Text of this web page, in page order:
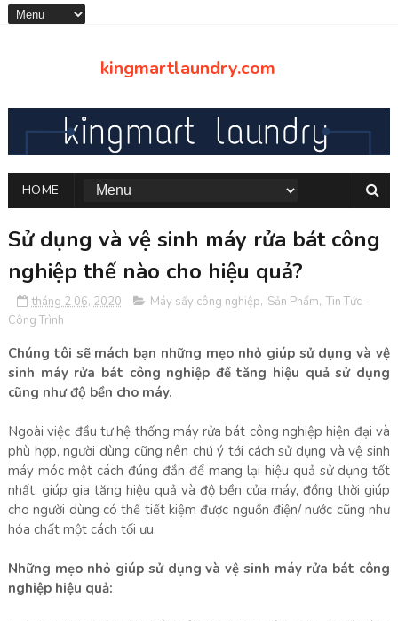
kingmartlaundry.com
HOME
Sử dụng và vệ sinh máy rửa bát công
nghiệp thế nào cho hiệu quả?
tháng 2 06, 2020 Máy sấy công nghiệp, Sản Phẩm, Tin Tức -
Công Trình
Chúng tôi sẽ mách bạn những mẹo nhỏ giúp sử dụng và vệ
sinh máy rửa bát công nghiệp để tăng hiệu quả sử dụng
cũng như độ bền cho máy.
Ngoài việc đầu tư hệ thống máy rửa bát công nghiệp hiện đại và
phù hợp, người dùng cũng nên chú ý tới cách sử dụng và vệ sinh
máy móc một cách đúng đắn để mang lại hiệu quả sử dụng tốt
nhất, giúp gia tăng hiệu quả và độ bền của máy, đồng thời giúp
cho người dùng có thể tiết kiệm được nguồn điện/ nước cũng như
hóa chất một cách tối ưu.
Những mẹo nhỏ giúp sử dụng và vệ sinh máy rửa bát công
nghiệp hiệu quả: